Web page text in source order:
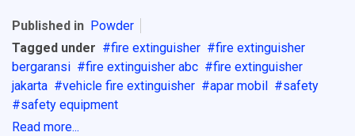
Published in Powder
Tagged under
fire extinguisher
fire extinguisher
bergaransi
fire extinguisher abc
fire extinguisher
jakarta
vehicle fire extinguisher apar mobil
safety
safety equipment
Read more...